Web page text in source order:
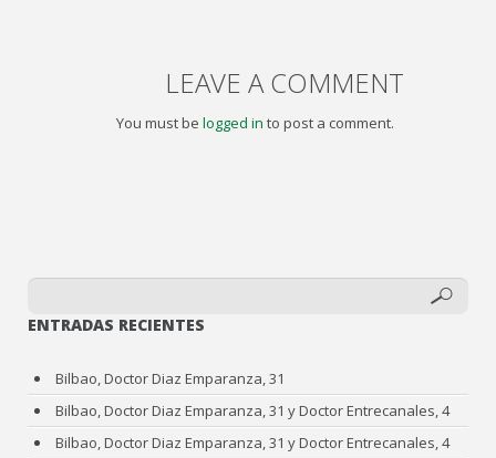
LEAVE A COMMENT
You must belogged in to post a comment.
ENTRADAS RECIENTES
Bilbao, Doctor Diaz Emparanza, 31
Bilbao, Doctor Diaz Emparanza, 31 y Doctor Entrecanales, 4
Bilbao, Doctor Diaz Emparanza, 31 y Doctor Entrecanales, 4